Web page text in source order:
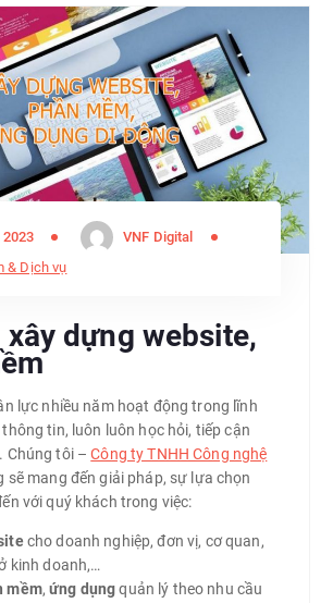
2023
VNF Digital
& Dịch vụ
xây dựng website,
lực nhiều năm hoạt động trong lĩnh
tin, luôn luôn học hỏi, tiếp cận
Chúng tôi –Công ty TNHH Công nghệ
sẽ mang đến giải pháp, sự lựa chọn
với quý khách trong việc:
cho doanh nghiệp, đơn vị, cơ quan,
kinh doanh,…
mềm,ứng dụngquản lý theo nhu cầu